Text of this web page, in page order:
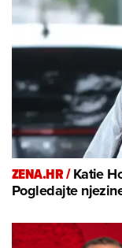
ZENA.HR /Katie
Pogledajte